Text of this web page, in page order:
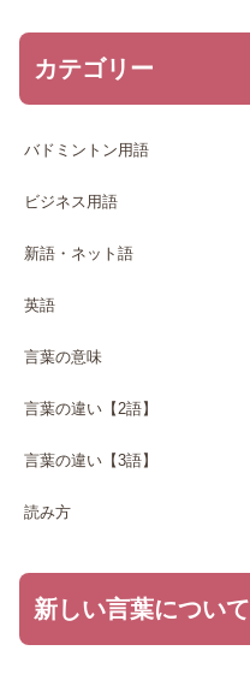
カテゴリー
バドミントン用語
ビジネス用語
新語・ネット語
英語
言葉の意味
言葉の違い【2語】
言葉の違い【3語】
読み方
新しい言葉について